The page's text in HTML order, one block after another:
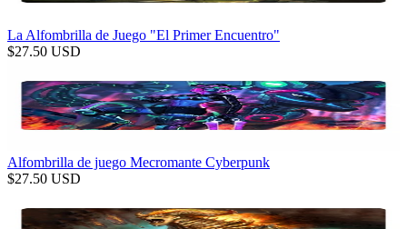
La Alfombrilla de Juego "El Primer Encuentro"
$27.50 USD
Alfombrilla de juego Mecromante Cyberpunk
$27.50 USD